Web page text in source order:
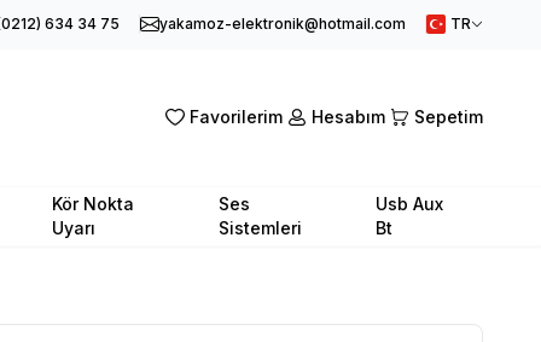
634 34 75 yakamoz-elektronik@hotmail.com TR
Favorilerim Hesabım Sepetim
Kör Nokta
Uyarı
Ses
Sistemleri
Usb Aux
Bt